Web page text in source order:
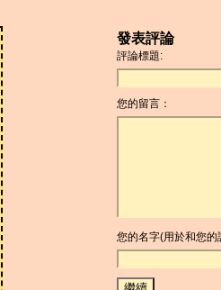
發表評論
評論標題:
您的留言：
您的名字(用於和您的